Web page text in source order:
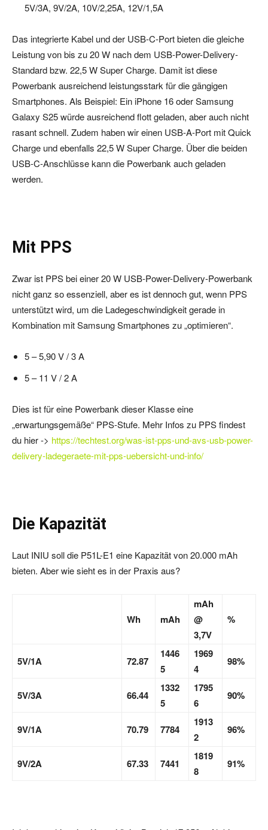
5V/3A, 9V/2A, 10V/2,25A, 12V/1,5A
Das integrierte Kabel und der USB-C-Port bieten die gleiche
Leistung von bis zu 20 W nach dem USB-Power-Delivery-
Standard bzw. 22,5 W Super Charge. Damit ist diese
Powerbank ausreichend leistungsstark für die gängigen
Smartphones. Als Beispiel: Ein iPhone 16 oder Samsung
Galaxy S25 würde ausreichend flott geladen, aber auch nicht
rasant schnell. Zudem haben wir einen USB-A-Port mit Quick
Charge und ebenfalls 22,5 W Super Charge. Über die beiden
USB-C-Anschlüsse kann die Powerbank auch geladen
werden.
Mit PPS
Zwar ist PPS bei einer 20 W USB-Power-Delivery-Powerbank
nicht ganz so essenziell, aber es ist dennoch gut, wenn PPS
unterstützt wird, um die Ladegeschwindigkeit gerade in
Kombination mit Samsung Smartphones zu „optimieren“.
5 – 5,90 V / 3 A
5 – 11 V / 2 A
Dies ist für eine Powerbank dieser Klasse eine
„erwartungsgemäße“ PPS-Stufe. Mehr Infos zu PPS findest
du hier -> https://techtest.org/was-ist-pps-und-avs-usb-power-
delivery-ladegeraete-mit-pps-uebersicht-und-info/
Die Kapazität
Laut INIU soll die P51L-E1 eine Kapazität von 20.000 mAh
bieten. Aber wie sieht es in der Praxis aus?
Wh mAh
mAh
@
3,7V
%
5V/1A 72.87
1446
5
1969
4
98%
5V/3A 66.44
1332
5
1795
6
90%
9V/1A 70.79 7784
1913
2
96%
9V/2A 67.33 7441
1819
8
91%